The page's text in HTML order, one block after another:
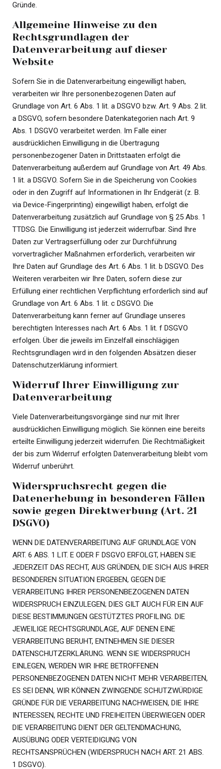
Gründe.
Allgemeine Hinweise zu den
Rechtsgrundlagen der
Datenverarbeitung auf dieser
Website
Sofern Sie in die Datenverarbeitung eingewilligt haben,
verarbeiten wir Ihre personenbezogenen Daten auf
Grundlage von Art. 6 Abs. 1 lit. a DSGVO bzw. Art. 9 Abs. 2 lit.
a DSGVO, sofern besondere Datenkategorien nach Art. 9
Abs. 1 DSGVO verarbeitet werden. Im Falle einer
ausdrücklichen Einwilligung in die Übertragung
personenbezogener Daten in Drittstaaten erfolgt die
Datenverarbeitung außerdem auf Grundlage von Art. 49 Abs.
1 lit. a DSGVO. Sofern Sie in die Speicherung von Cookies
oder in den Zugriff auf Informationen in Ihr Endgerät (z. B.
via Device-Fingerprinting) eingewilligt haben, erfolgt die
Datenverarbeitung zusätzlich auf Grundlage von § 25 Abs. 1
TTDSG. Die Einwilligung ist jederzeit widerrufbar. Sind Ihre
Daten zur Vertragserfüllung oder zur Durchführung
vorvertraglicher Maßnahmen erforderlich, verarbeiten wir
Ihre Daten auf Grundlage des Art. 6 Abs. 1 lit. b DSGVO. Des
Weiteren verarbeiten wir Ihre Daten, sofern diese zur
Erfüllung einer rechtlichen Verpflichtung erforderlich sind auf
Grundlage von Art. 6 Abs. 1 lit. c DSGVO. Die
Datenverarbeitung kann ferner auf Grundlage unseres
berechtigten Interesses nach Art. 6 Abs. 1 lit. f DSGVO
erfolgen. Über die jeweils im Einzelfall einschlägigen
Rechtsgrundlagen wird in den folgenden Absätzen dieser
Datenschutzerklärung informiert.
Widerruf Ihrer Einwilligung zur
Datenverarbeitung
Viele Datenverarbeitungsvorgänge sind nur mit Ihrer
ausdrücklichen Einwilligung möglich. Sie können eine bereits
erteilte Einwilligung jederzeit widerrufen. Die Rechtmäßigkeit
der bis zum Widerruf erfolgten Datenverarbeitung bleibt vom
Widerruf unberührt.
Widerspruchsrecht gegen die
Datenerhebung in besonderen Fällen
sowie gegen Direktwerbung (Art. 21
DSGVO)
WENN DIE DATENVERARBEITUNG AUF GRUNDLAGE VON
ART. 6 ABS. 1 LIT. E ODER F DSGVO ERFOLGT, HABEN SIE
JEDERZEIT DAS RECHT, AUS GRÜNDEN, DIE SICH AUS IHRER
BESONDEREN SITUATION ERGEBEN, GEGEN DIE
VERARBEITUNG IHRER PERSONENBEZOGENEN DATEN
WIDERSPRUCH EINZULEGEN; DIES GILT AUCH FÜR EIN AUF
DIESE BESTIMMUNGEN GESTÜTZTES PROFILING. DIE
JEWEILIGE RECHTSGRUNDLAGE, AUF DENEN EINE
VERARBEITUNG BERUHT, ENTNEHMEN SIE DIESER
DATENSCHUTZERKLÄRUNG. WENN SIE WIDERSPRUCH
EINLEGEN, WERDEN WIR IHRE BETROFFENEN
PERSONENBEZOGENEN DATEN NICHT MEHR VERARBEITEN,
ES SEI DENN, WIR KÖNNEN ZWINGENDE SCHUTZWÜRDIGE
GRÜNDE FÜR DIE VERARBEITUNG NACHWEISEN, DIE IHRE
INTERESSEN, RECHTE UND FREIHEITEN ÜBERWIEGEN ODER
DIE VERARBEITUNG DIENT DER GELTENDMACHUNG,
AUSÜBUNG ODER VERTEIDIGUNG VON
RECHTSANSPRÜCHEN (WIDERSPRUCH NACH ART. 21 ABS.
1 DSGVO).